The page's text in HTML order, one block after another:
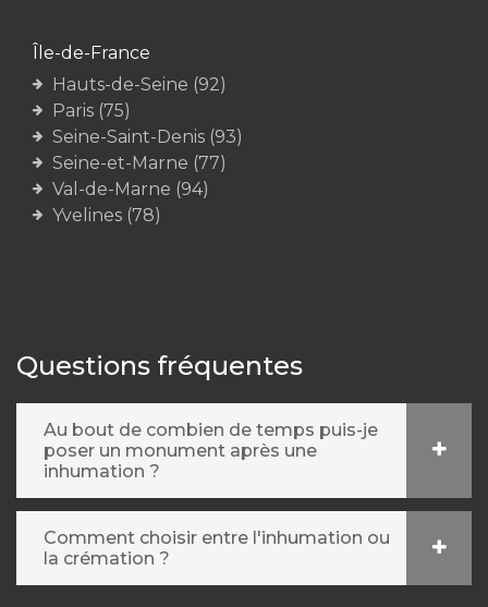
Île-de-France
Hauts-de-Seine (92)
Paris (75)
Seine-Saint-Denis (93)
Seine-et-Marne (77)
Val-de-Marne (94)
Yvelines (78)
Questions fréquentes
Au bout de combien de temps puis-je
poser un monument après une
inhumation ?
Comment choisir entre l'inhumation ou
la crémation ?